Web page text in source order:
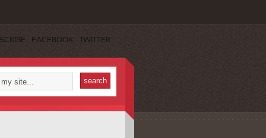
FACEBOOK TWITTER